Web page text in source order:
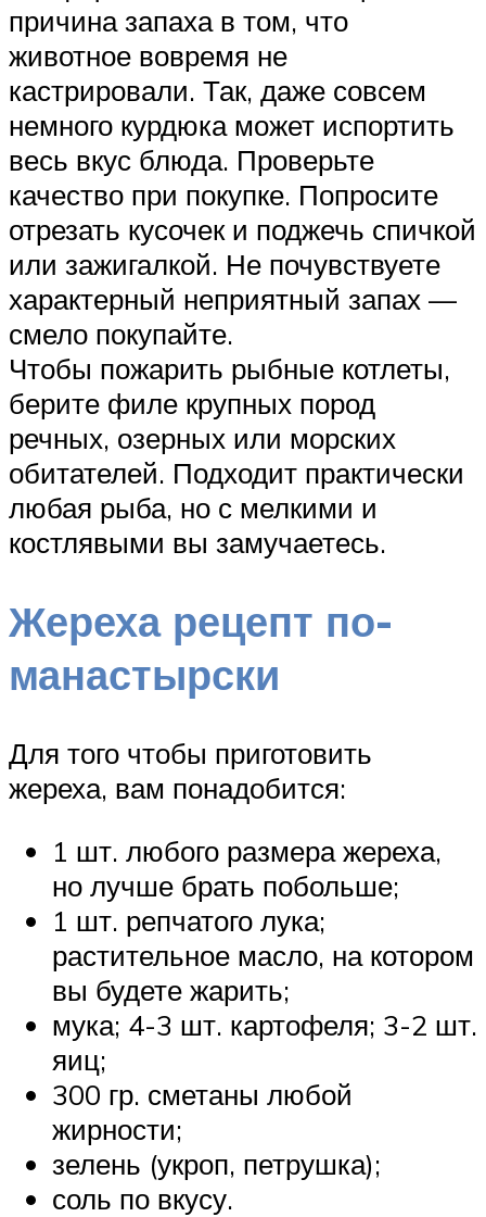
причина запаха в том, что
животное вовремя не
кастрировали. Так, даже совсем
немного курдюка может испортить
весь вкус блюда. Проверьте
качество при покупке. Попросите
отрезать кусочек и поджечь спичкой
или зажигалкой. Не почувствуете
характерный неприятный запах —
смело покупайте.
Чтобы пожарить рыбные котлеты,
берите филе крупных пород
речных, озерных или морских
обитателей. Подходит практически
любая рыба, но с мелкими и
костлявыми вы замучаетесь.
Жереха рецепт по-
манастырски
Для того чтобы приготовить
жереха, вам понадобится:
1 шт. любого размера жереха,
но лучше брать побольше;
1 шт. репчатого лука;
растительное масло, на котором
вы будете жарить;
мука; 4-3 шт. картофеля; 3-2 шт.
яиц;
300 гр. сметаны любой
жирности;
зелень (укроп, петрушка);
соль по вкусу.